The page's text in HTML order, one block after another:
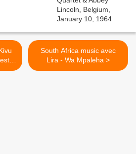
du
South Africa music avec
Lira - Wa Mpaleha >